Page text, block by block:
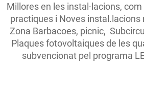
Millores en les instal·lacions,
practiques i Noves
Zona Barbacoes, picnic,
Plaques fotovoltaiques de les
subvencionat pel programa